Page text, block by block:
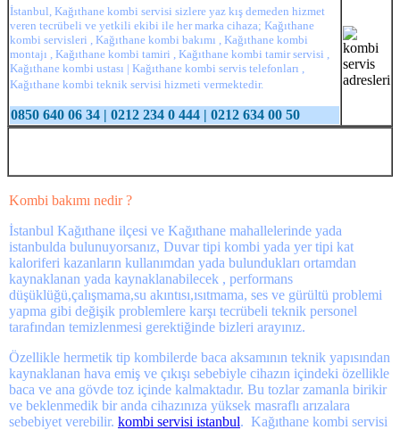
İstanbul, Kağıthane kombi servisi sizlere yaz kış demeden hizmet
veren tecrübeli ve yetkili ekibi ile her marka cihaza; Kağıthane
kombi servisleri , Kağıthane kombi bakımı , Kağıthane kombi
montajı , Kağıthane kombi tamiri , Kağıthane kombi tamir servisi ,
Kağıthane kombi ustası | Kağıthane kombi servis telefonları ,
Kağıthane kombi teknik servisi hizmeti vermektedir.
0850 640 06 34 | 0212 234 0 444 | 0212 634 00 50
Kombi bakımı nedir ?
İstanbul Kağıthane ilçesi ve Kağıthane mahallelerinde yada
istanbulda bulunuyorsanız, Duvar tipi kombi yada yer tipi kat
kaloriferi kazanların kullanımdan yada bulundukları ortamdan
kaynaklanan yada kaynaklanabilecek , performans
düşüklüğü,çalışmama,su akıntısı,ısıtmama, ses ve gürültü problemi
yapma gibi değişik problemlere karşı tecrübeli teknik personel
tarafından temizlenmesi gerektiğinde bizleri arayınız.
Özellikle hermetik tip kombilerde baca aksamının teknik yapısından
kaynaklanan hava emiş ve çıkışı sebebiyle cihazın içindeki özellikle
baca ve ana gövde toz içinde kalmaktadır. Bu tozlar zamanla birikir
ve beklenmedik bir anda cihazınıza yüksek masraflı arızalara
sebebiyet verebilir. kombi servisi istanbul. Kağıthane kombi servisi